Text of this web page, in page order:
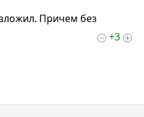
Причем без
+3